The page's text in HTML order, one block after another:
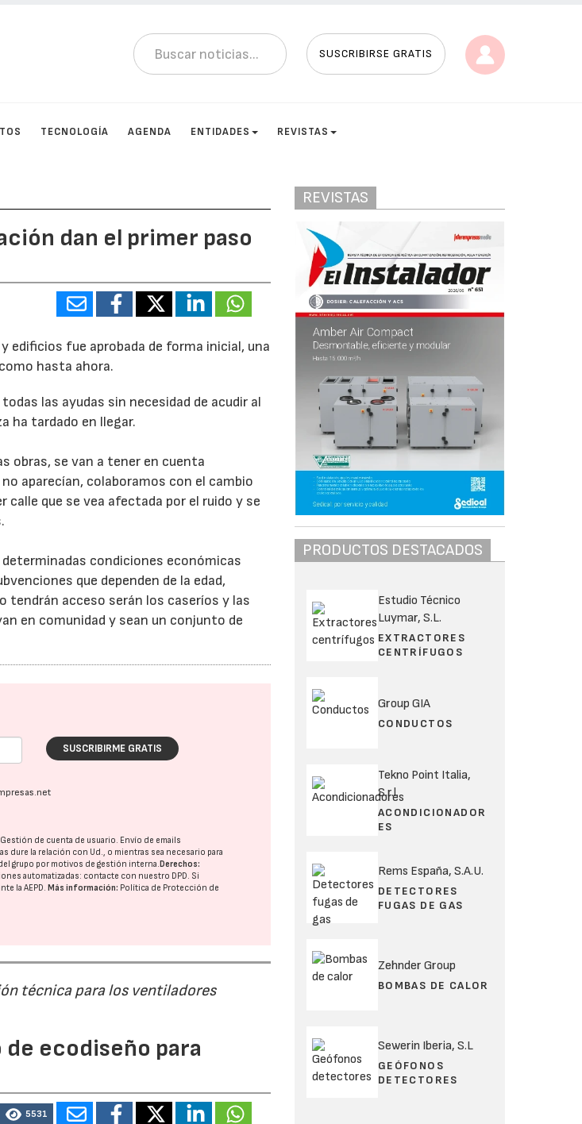
SUSCRIBIRSE GRATIS
TECNOLOGÍA AGENDA ENTIDADES REVISTAS
dan el primer paso
edificios fue aprobada de forma inicial, una
hasta ahora.
las ayudas sin necesidad de acudir al
ha tardado en llegar.
obras, se van a tener en cuenta
aparecían, colaboramos con el cambio
calle que se vea afectada por el ruido y se
condiciones económicas
que dependen de la edad,
tendrán acceso serán los caseríos y las
en comunidad y sean un conjunto de
SUSCRIBIRME GRATIS
de cuenta de usuario. Envío de emails
dure la relación con Ud., o mientras sea necesario para
grupo por motivos de gestión interna. Derechos:
automatizadas: contacte con nuestro DPD. Si
laAEPD. Más información: Política de Protección de
técnica para los ventiladores
ecodiseño para
5531
REVISTAS
PRODUCTOS DESTACADOS
Estudio Técnico
Luymar, S.L.
EXTRACTORES
CENTRÍFUGOS
Group GIA
CONDUCTOS
Tekno Point Italia,
S.r.l.
ACONDICIONADOR
ES
Rems España, S.A.U.
DETECTORES
FUGAS DE GAS
Zehnder Group
BOMBAS DE CALOR
Sewerin Iberia, S.L
GEÓFONOS
DETECTORES